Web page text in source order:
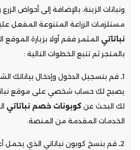
ونباتات الزينة، بالإضافة إلى أحواض
مستلزمات الزراعة المتنوعة المفعل
نباتاتي المثمر فقم أولا بزيارة الموقع
بالمتجر ثم تتبع الخطوات التالية :
1ـ قم بتسجيل الدخول وإدخال
يصبح لك حساب شخصي على موقع
لك البحث عن كوبونات خصم نباتاتي
الخدمات المقدمة من المنصة.
2ـ قم بنسخ كوبون نباتاتي الذي